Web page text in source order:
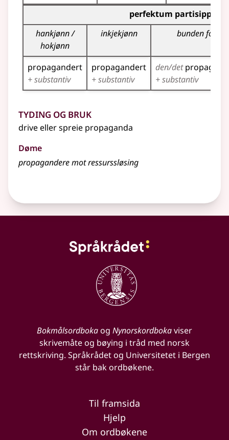
Bøyningstabell for dette verbet (partisippformer)
perfektum partisipp
hankjønn /
hokjønn
inkjekjønn bunden form
propagandert
+ substantiv
propagandert
+ substantiv
den/det
+ substantiv
Tyding og bruk
drive eller spreie propaganda
Døme
propagandere mot ressurssløsing
Bokmålsordbokaog Nynorskordbokaviser
skrivemåte og bøying i tråd med norsk
rettskriving. Språkrådet og Universitetet i Bergen
står bak ordbøkene.
Til framsida
Hjelp
Om ordbøkene